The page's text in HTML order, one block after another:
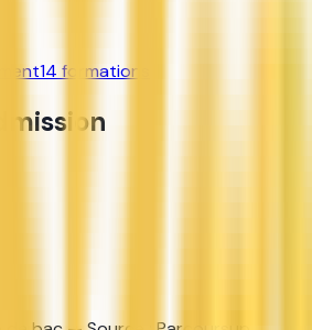
14 formation